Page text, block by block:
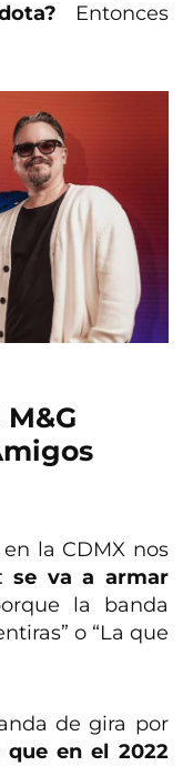
Entonces
la CDMX nos
se va a armar
la banda
o “La que
de gira por
en el 2022